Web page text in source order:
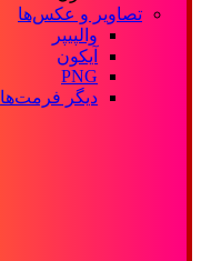
تصاویر و عکس‌ها
والپیپر
آیکون
PNG
دیگر فرمت‌ها